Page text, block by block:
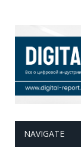
NAVIGATE